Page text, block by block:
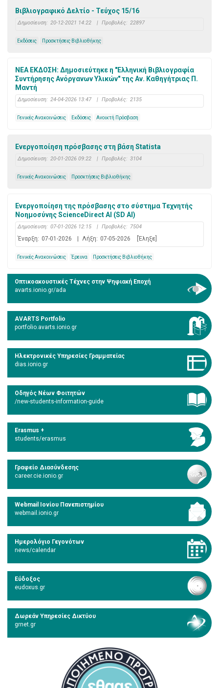
Βιβλιογραφικό Δελτίο - Τεύχος 15/16
Δημοσίευση: 20-12-2021 14:22 | Προβολές: 22897
Εκδόσεις Προσκτήσεις Βιβλιοθήκης
ΝΕΑ ΕΚΔΟΣΗ: Δημοσιεύτηκε η "Ελληνική Βιβλιογραφία
Συντήρησης Ανόργανων Υλικών" της Αν. Καθηγήτριας Π.
Μαντή
Δημοσίευση: 24-04-2026 13:47 | Προβολές: 2135
Γενικές Ανακοινώσεις Εκδόσεις Ανοικτή Πρόσβαση
Ενεργοποίηση πρόσβασης στη βάση Statista
Δημοσίευση: 20-01-2026 09:22 | Προβολές: 3104
Γενικές Ανακοινώσεις Προσκτήσεις Βιβλιοθήκης
Eνεργοποίηση της πρόσβασης στο σύστημα Τεχνητής
Νοημοσύνης ScienceDirect AI (SD AI)
Δημοσίευση: 07-01-2026 12:15 | Προβολές: 7504
Έναρξη: 07-01-2026 | Λήξη: 07-05-2026 [Έληξε]
Γενικές Ανακοινώσεις Έρευνα Προσκτήσεις Βιβλιοθήκης
Οπτικοακουστικές Τέχνες στην Ψηφιακή Εποχή
avarts.ionio.gr/ada
AVARTS Portfolio
portfolio.avarts.ionio.gr
Ηλεκτρονικές Υπηρεσίες Γραμματείας
dias.ionio.gr
Οδηγός Νέων Φοιτητών
/new-students-information-guide
Erasmus +
students/erasmus
Γραφείο Διασύνδεσης
career.cie.ionio.gr
Webmail Ιονίου Πανεπιστημίου
webmail.ionio.gr
Ημερολόγιο Γεγονότων
news/calendar
Εύδοξος
eudoxus.gr
Δωρεάν Υπηρεσίες Δικτύου
grnet.gr